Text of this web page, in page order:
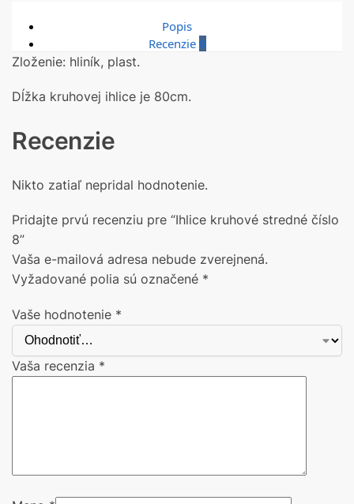
Popis
Recenzie 0
Zloženie: hliník, plast.
Dĺžka kruhovej ihlice je 80cm.
Recenzie
Nikto zatiaľ nepridal hodnotenie.
Pridajte prvú recenziu pre “Ihlice kruhové stredné číslo
8”
Vaša e-mailová adresa nebude zverejnená.
Vyžadované polia sú označené *
Vaše hodnotenie *
Vaša recenzia *